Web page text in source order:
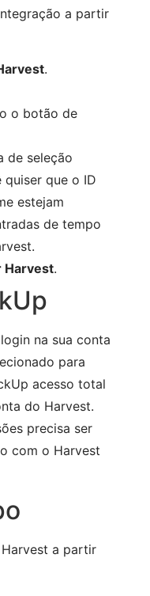
a partir
.
o botão de
de seleção
quiser que o ID
estejam
de tempo
Harvest.
na sua conta
para
acesso total
do Harvest.
precisa ser
com o Harvest
a partir